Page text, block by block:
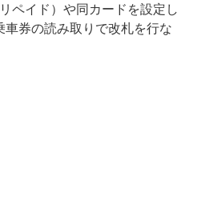
ペイド）や同カードを設定し
車券の読み取りで改札を行な